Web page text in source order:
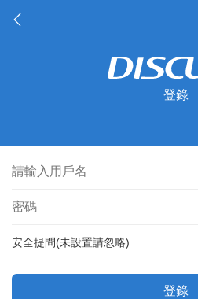
登錄
安全提問(未設置請忽略)
登錄